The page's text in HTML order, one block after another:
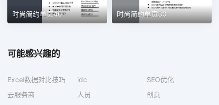
时尚简约单页40 时尚简约单页30
可能感兴趣的
Excel数据对比技巧 idc
SEO优化
云服务商
人员
创意